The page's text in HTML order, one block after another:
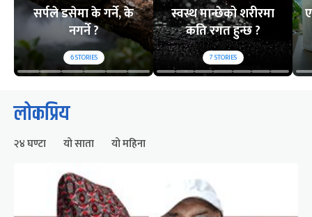
सर्पले डसेमा के गर्ने, के
नगर्ने ?
6STORIES
स्वस्थ मान्छेको शरीरमा
कति रगत हुन्छ ?
7STORIES
लोकप्रिय
२४ घण्टा यो साता यो महिना